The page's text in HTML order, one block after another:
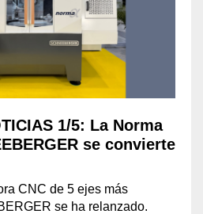
1/5: La Norma
se convierte
CNC de 5 ejes más
se ha relanzado.